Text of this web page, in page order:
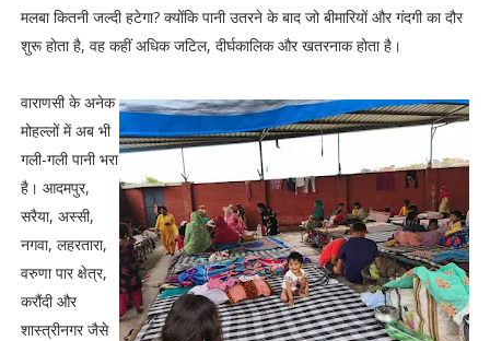
मलबा कितनी जल्दी हटेगा? क्योंकि पानी उतरने के बाद जो बीमारियों और गंदगी का दौर
शुरू होता है, वह कहीं अधिक जटिल, दीर्घकालिक और खतरनाक होता है।
वाराणसी के अनेक
मोहल्लों में अब भी
गली-गली पानी भरा
है। आदमपुर,
सरैया, अस्सी,
नगवा, लहरतारा,
वरुणा पार क्षेत्र,
करौंदी और
शास्त्रीनगर जैसे